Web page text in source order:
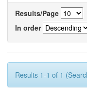
Results/Page
In order
Results 1-1 of 1